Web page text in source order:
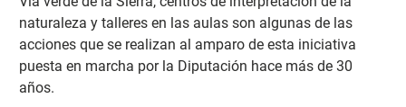
naturaleza y talleres en las aulas son algunas de las
acciones que se realizan al amparo de esta iniciativa
puesta en marcha por la Diputación hace más de 30
años.